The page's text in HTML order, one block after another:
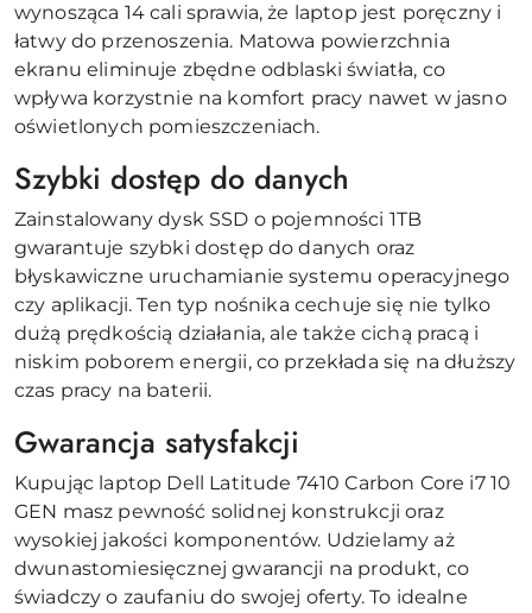
wynosząca 14 cali sprawia, że laptop jest poręczny i
łatwy do przenoszenia. Matowa powierzchnia
ekranu eliminuje zbędne odblaski światła, co
wpływa korzystnie na komfort pracy nawet w jasno
oświetlonych pomieszczeniach.
Szybki dostęp do danych
Zainstalowany dysk SSD o pojemności 1TB
gwarantuje szybki dostęp do danych oraz
błyskawiczne uruchamianie systemu operacyjnego
czy aplikacji. Ten typ nośnika cechuje się nie tylko
dużą prędkością działania, ale także cichą pracą i
niskim poborem energii, co przekłada się na dłuższy
czas pracy na baterii.
Gwarancja satysfakcji
Kupując laptop Dell Latitude 7410 Carbon Core i7 10
GEN masz pewność solidnej konstrukcji oraz
wysokiej jakości komponentów. Udzielamy aż
dwunastomiesięcznej gwarancji na produkt, co
świadczy o zaufaniu do swojej oferty. To idealne